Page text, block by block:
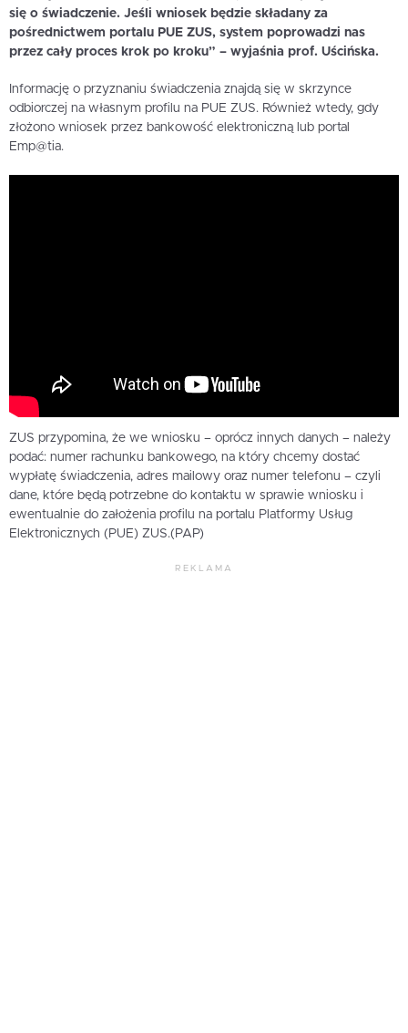
się o świadczenie. Jeśli wniosek będzie składany za
pośrednictwem portalu PUE ZUS, system poprowadzi nas
przez cały proces krok po kroku” – wyjaśnia prof. Uścińska.
Informację o przyznaniu świadczenia znajdą się w skrzynce
odbiorczej na własnym profilu na PUE ZUS. Również wtedy, gdy
złożono wniosek przez bankowość elektroniczną lub portal
Emp@tia.
ZUS przypomina, że we wniosku – oprócz innych danych – należy
podać: numer rachunku bankowego, na który chcemy dostać
wypłatę świadczenia, adres mailowy oraz numer telefonu – czyli
dane, które będą potrzebne do kontaktu w sprawie wniosku i
ewentualnie do założenia profilu na portalu Platformy Usług
Elektronicznych (PUE) ZUS.(PAP)
REKLAMA